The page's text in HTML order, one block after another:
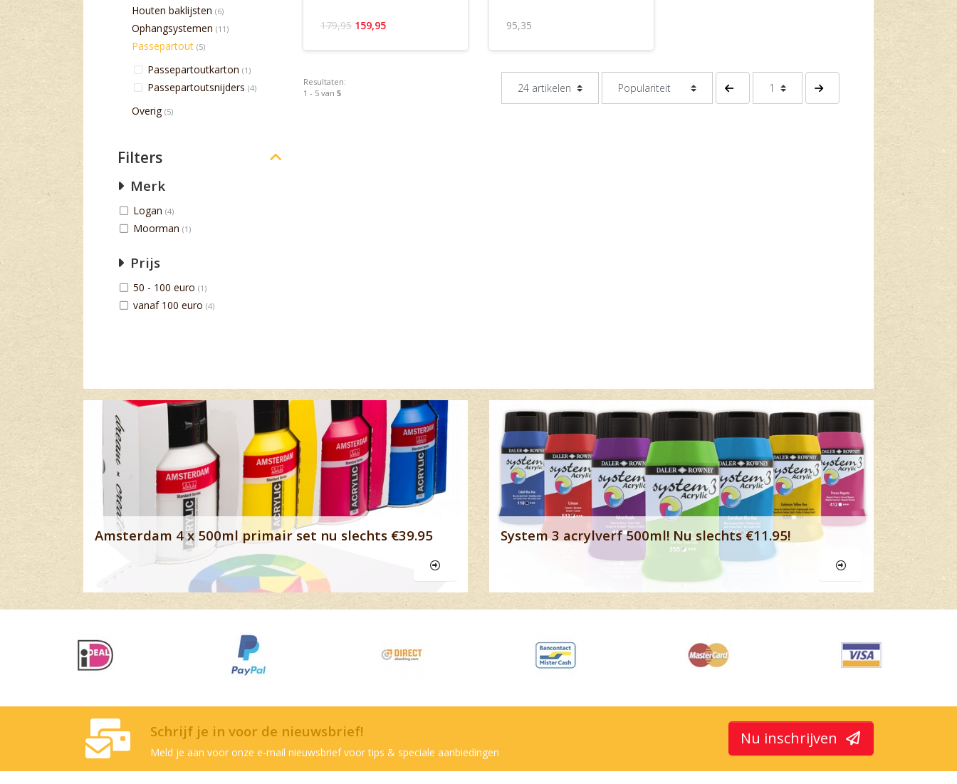
Houten baklijsten (6)
Ophangsystemen (11)
Passepartout (5)
Passepartoutkarton (1)
Passepartoutsnijders (4)
Overig (5)
Filters
Merk
Logan (4)
Moorman (1)
Prijs
50 - 100 euro (1)
vanaf 100 euro (4)
179,95 159,95 95,35
Resultaten:
1 - 5 van 5 Vorige pagina Volgende pagina
Banner row 2
Amsterdam 4 x 500ml primair set nu slechts €39.95 System 3 acrylverf 500ml! Nu slechts €11.95!
Schrijf je in voor de nieuwsbrief!
Meld je aan voor onze e-mail nieuwsbrief voor tips & speciale aanbiedingen
Nu inschrijven